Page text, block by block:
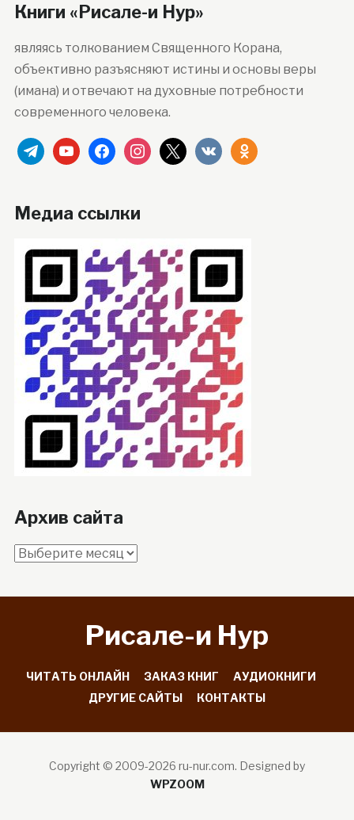
Книги «Рисале-и Нур»
являясь толкованием Священного Корана,
объективно разъясняют истины и основы веры
(имана) и отвечают на духовные потребности
современного человека.
telegramyoutubefacebookinstagram
x vkontakteodnoklassniki
Медиа ссылки
Архив сайта
Архив
Рисале-и Hyp
ЧИТАТЬ ОНЛАЙН ЗАКАЗ КНИГ
АУДИОКНИГИ
ДРУГИЕ САЙТЫ
КОНТАКТЫ
Copyright © 2009-2026 ru-nur.com. Designed by
WPZOOM